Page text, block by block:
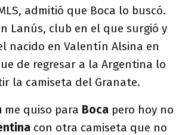
admitió que Boca lo buscó.
Lanús, club en el que surgió y
nacido en Valentín Alsina en
de regresar a la Argentina lo
la camiseta del Granate.
me quiso para Boca pero hoy no
con otra camiseta que no